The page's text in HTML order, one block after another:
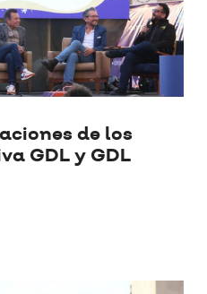
de los
GDL y GDL